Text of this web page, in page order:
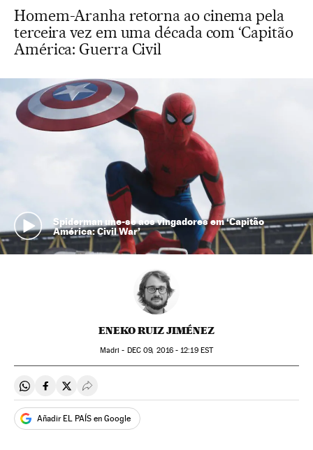
Homem-Aranha retorna ao cinema pela
terceira vez em uma década com ‘Capitão
América: Guerra Civil
Spiderman une-se aos vingadores em ‘Capitão
América: Civil War’
ENEKO RUIZ JIMÉNEZ
Madri - DEC 09, 2016 - 12:19EST
Compartir en Whatsapp
Compartir en Facebook
Compartir en Twitter
Desplegar Redes Sociales
Añadir EL PAÍS en Google